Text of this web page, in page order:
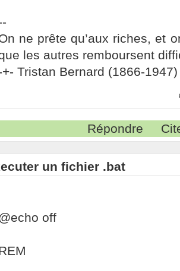
ne prête qu’aux riches, et
les autres remboursent
+- Tristan Bernard (1866-1947)
Répondre
un fichier .bat
off